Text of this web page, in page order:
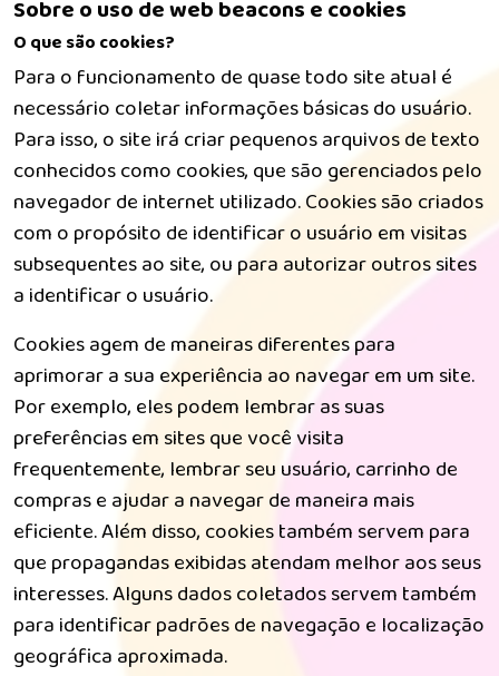
Sobre o uso de web beacons e cookies
O que são cookies?
Para o funcionamento de quase todo site atual é
necessário coletar informações básicas do usuário.
Para isso, o site irá criar pequenos arquivos de texto
conhecidos como cookies, que são gerenciados pelo
navegador de internet utilizado. Cookies são criados
com o propósito de identificar o usuário em visitas
subsequentes ao site, ou para autorizar outros sites
a identificar o usuário.
Cookies agem de maneiras diferentes para
aprimorar a sua experiência ao navegar em um site.
Por exemplo, eles podem lembrar as suas
preferências em sites que você visita
frequentemente, lembrar seu usuário, carrinho de
compras e ajudar a navegar de maneira mais
eficiente. Além disso, cookies também servem para
que propagandas exibidas atendam melhor aos seus
interesses. Alguns dados coletados servem também
para identificar padrões de navegação e localização
geográfica aproximada.